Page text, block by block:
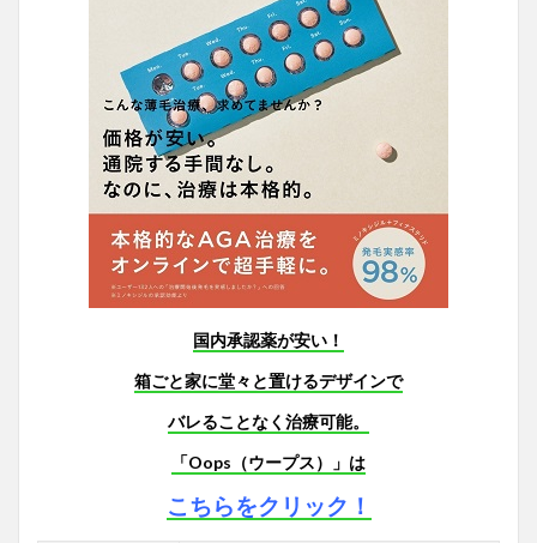
国内承認薬が安い！
箱ごと家に堂々と置けるデザインで
バレることなく治療可能。
「Oops（ウープス）」は
こちらをクリック！